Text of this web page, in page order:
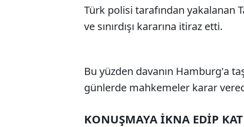
Türk polisi tarafından yakalanan
ve sınırdışı kararına itiraz etti.
Bu yüzden davanın Hamburg'a
günlerde mahkemeler karar
KONUŞMAYA İKNA EDİP